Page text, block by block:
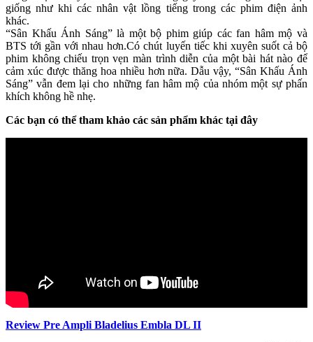
giống như khi các nhân vật lồng tiếng trong các phim điện ảnh
khác.
“Sân Khấu Ánh Sáng” là một bộ phim giúp các fan hâm mộ và
BTS tới gần với nhau hơn.Có chút luyến tiếc khi xuyên suốt cả bộ
phim không chiếu trọn vẹn màn trình diễn của một bài hát nào để
cảm xúc được thăng hoa nhiều hơn nữa. Dẫu vậy, “Sân Khấu Ánh
Sáng” vẫn đem lại cho những fan hâm mộ của nhóm một sự phấn
khích không hề nhẹ.
Các bạn có thể tham khảo các sản phẩm khác tại đây
Review Pre Ampli Bladelius Embla DL II